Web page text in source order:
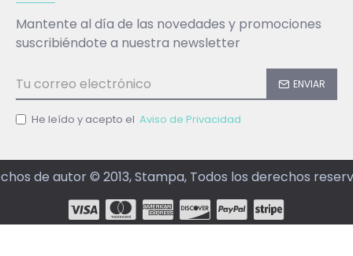
Mantente al día de las novedades y promociones
suscribiéndote a nuestra newsletter
ENVIAR
He leído y acepto el Aviso de Privacidad
de autor © 2013, Stampa, Todos los derechos